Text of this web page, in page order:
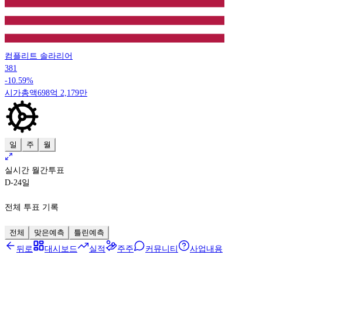
컴플리트 솔라리어
381
-10.59%
시가총액698억 2,179만
일 주 월
실시간 월간투표
D-24일
전체 투표 기록
전체 맞은예측
틀린예측
뒤로
대시보드 실적 주주 커뮤니티 사업내용